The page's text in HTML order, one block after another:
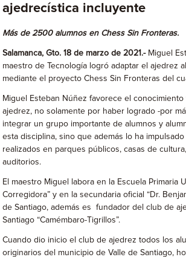
ajedrecística incluyente
Más de 2500 alumnos en Chess Sin Fronteras.
Salamanca, Gto. 18 de marzo de 2021.-Miguel
maestro de Tecnología logró adaptar el ajedrez
mediante el proyecto Chess Sin Fronteras del
Miguel Esteban Núñez favorece el conocimiento
ajedrez, no solamente por haber logrado -por
integrar un grupo importante de alumnos y
esta disciplina, sino que además lo ha
realizados en parques públicos, casas de
auditorios.
El maestro Miguel labora en la Escuela Primaria
Corregidora” y en la secundaria oficial “Dr.
de Santiago, además es fundador del club de
Santiago “Camémbaro-Tigrillos”.
Cuando dio inicio el club de ajedrez todos los
originarios del municipio de Valle de Santiago,